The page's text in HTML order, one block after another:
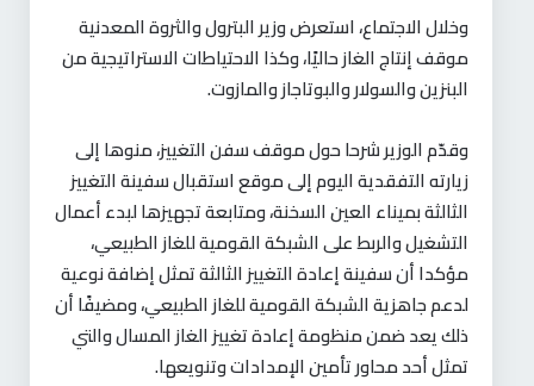
وخلال الاجتماع، استعرض وزير البترول والثروة المعدنية
موقف إنتاج الغاز حاليًا، وكذا الاحتياطات الاستراتيجية من
البنزين والسولار والبوتاجاز والمازوت.
وقدّم الوزير شرحا حول موقف سفن التغييز، منوها إلى
زيارته التفقدية اليوم إلى موقع استقبال سفينة التغييز
الثالثة بميناء العين السخنة، ومتابعة تجهيزها لبدء أعمال
التشغيل والربط على الشبكة القومية للغاز الطبيعي،
مؤكدا أن سفينة إعادة التغييز الثالثة تمثل إضافة نوعية
لدعم جاهزية الشبكة القومية للغاز الطبيعي، ومضيفًا أن
ذلك يعد ضمن منظومة إعادة تغييز الغاز المسال والتي
تمثل أحد محاور تأمين الإمدادات وتنويعها.